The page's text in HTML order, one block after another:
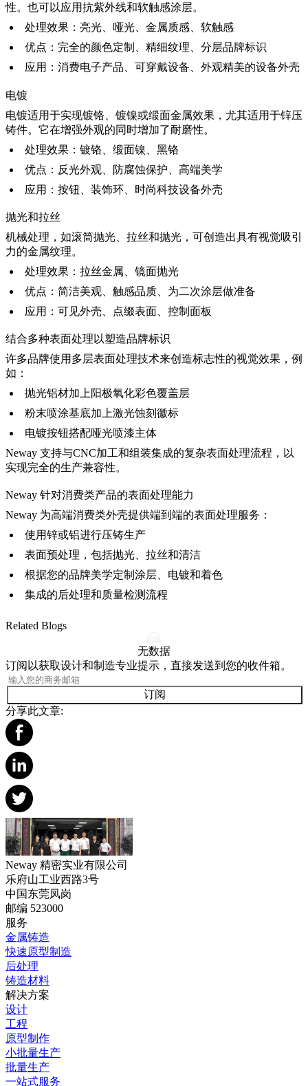
性。也可以应用抗紫外线和软触感涂层。
处理效果：亮光、哑光、金属质感、软触感
优点：完全的颜色定制、精细纹理、分层品牌标识
应用：消费电子产品、可穿戴设备、外观精美的设备外壳
电镀
电镀适用于实现镀铬、镀镍或缎面金属效果，尤其适用于锌压
铸件。它在增强外观的同时增加了耐磨性。
处理效果：镀铬、缎面镍、黑铬
优点：反光外观、防腐蚀保护、高端美学
应用：按钮、装饰环、时尚科技设备外壳
抛光和拉丝
机械处理，如滚筒抛光 、拉丝和抛光，可创造出具有视觉吸引
力的金属纹理。
处理效果：拉丝金属、镜面抛光
优点：简洁美观、触感品质、为二次涂层做准备
应用：可见外壳、点缀表面、控制面板
结合多种表面处理以塑造品牌标识
许多品牌使用多层表面处理技术来创造标志性的视觉效果，例
如：
抛光铝材加上阳极氧化彩色覆盖层
粉末喷涂基底加上激光蚀刻徽标
电镀按钮搭配哑光喷漆主体
Neway 支持与CNC加工和组装集成的复杂表面处理流程，以
实现完全的生产兼容性。
Neway 针对消费类产品的表面处理能力
Neway 为高端消费类外壳提供端到端的表面处理服务：
使用锌或铝进行压铸生产
表面预处理，包括抛光、拉丝和清洁
根据您的品牌美学定制涂层、电镀和着色
集成的后处理和质量检测流程
Related Blogs
无数据
订阅以获取设计和制造专业提示，直接发送到您的收件箱。
订阅
分享此文章:
Neway 精密实业有限公司
乐府山工业西路3号
中国东莞凤岗
邮编 523000
服务
金属铸造
快速原型制造
后处理
铸造材料
解决方案
设计
工程
原型制作
小批量生产
批量生产
一站式服务